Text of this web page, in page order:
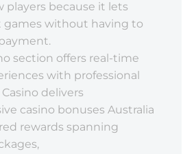
players because it lets
without having to
section offers real-time
with professional
delivers
casino bonuses Australia
rewards spanning